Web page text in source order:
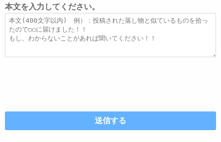
レ
ス
ト
ル
本文を入力してください。
本
文